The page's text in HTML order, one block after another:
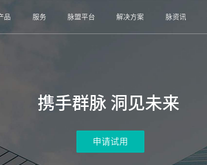
品 服务 脉盟平台 解决方案 脉资讯
携手群脉 洞见未来
申请试用